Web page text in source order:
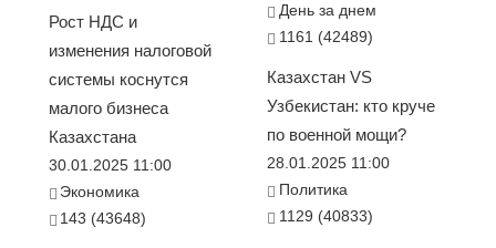
Рост НДС и
изменения налоговой
системы коснутся
малого бизнеса
Казахстана
30.01.2025 11:00
Экономика
143 (43648)
День за днем
1161 (42489)
Казахстан VS
Узбекистан: кто круче
по военной мощи?
28.01.2025 11:00
Политика
1129 (40833)